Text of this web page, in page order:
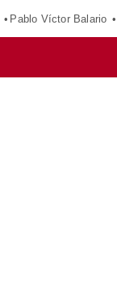
Pablo Víctor Balario